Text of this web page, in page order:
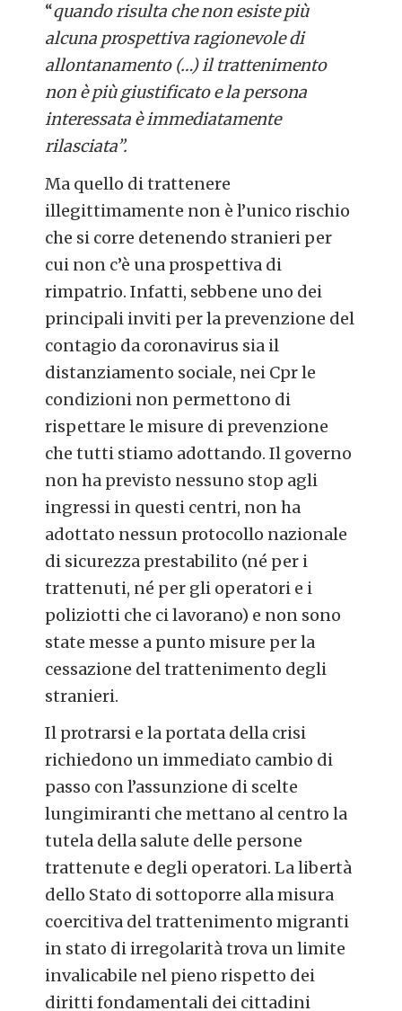
“quando risulta che non esiste più
alcuna prospettiva ragionevole di
allontanamento (…) il trattenimento
non è più giustificato e la persona
interessata è immediatamente
rilasciata”.
Ma quello di trattenere
illegittimamente non è l’unico rischio
che si corre detenendo stranieri per
cui non c’è una prospettiva di
rimpatrio. Infatti, sebbene uno dei
principali inviti per la prevenzione del
contagio da coronavirus sia il
distanziamento sociale, nei Cpr le
condizioni non permettono di
rispettare le misure di prevenzione
che tutti stiamo adottando. Il governo
non ha previsto nessuno stop agli
ingressi in questi centri, non ha
adottato nessun protocollo nazionale
di sicurezza prestabilito (né per i
trattenuti, né per gli operatori e i
poliziotti che ci lavorano) e non sono
state messe a punto misure per la
cessazione del trattenimento degli
stranieri.
Il protrarsi e la portata della crisi
richiedono un immediato cambio di
passo con l’assunzione di scelte
lungimiranti che mettano al centro la
tutela della salute delle persone
trattenute e degli operatori. La libertà
dello Stato di sottoporre alla misura
coercitiva del trattenimento migranti
in stato di irregolarità trova un limite
invalicabile nel pieno rispetto dei
diritti fondamentali dei cittadini